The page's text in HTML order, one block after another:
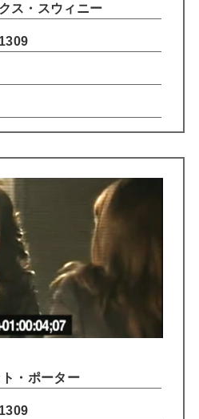
ス・スウィニー
・ポーター